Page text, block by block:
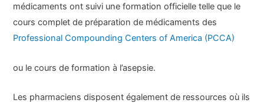
médicaments ont suivi une formation officielle telle que le
cours complet de préparation de médicaments des
Professional Compounding Centers of America (PCCA)
ou le cours de formation à l’asepsie.
Les pharmaciens disposent également de ressources où ils